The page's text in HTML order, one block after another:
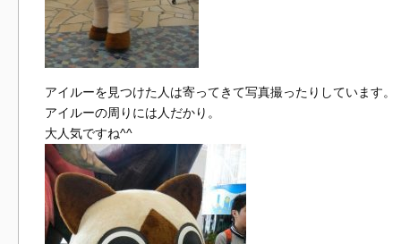
アイルーを見つけた人は寄ってきて写真撮ったりしています。
アイルーの周りには人だかり。
大人気ですね^^